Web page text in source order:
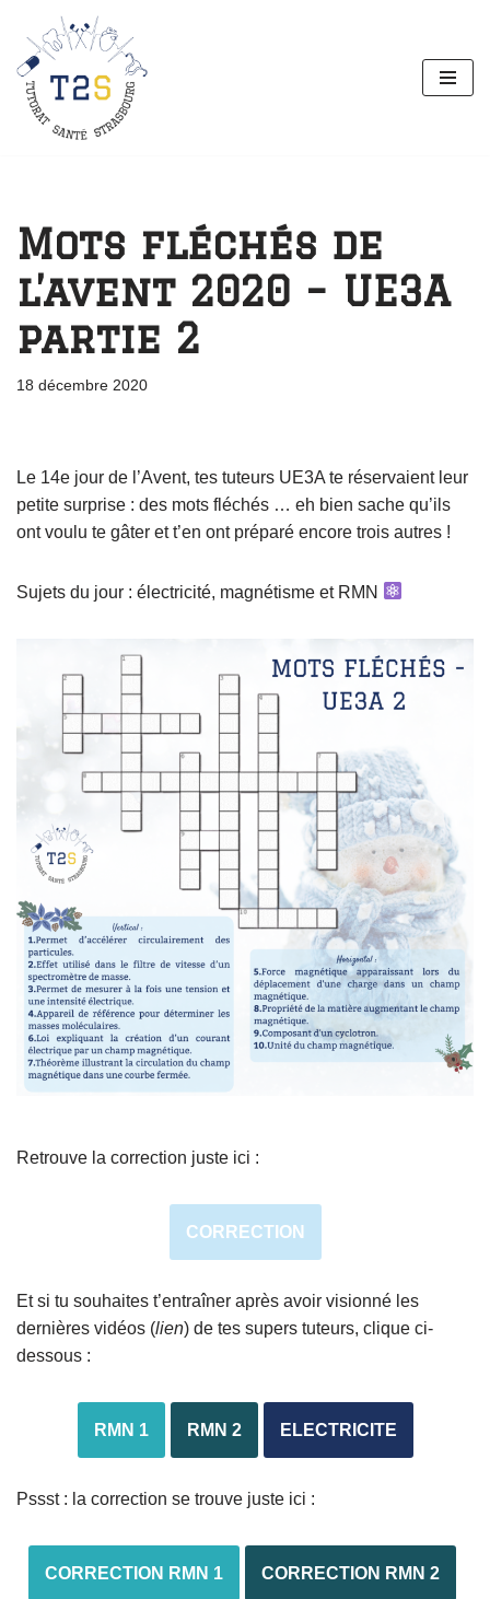
Aller
au
contenu
Mots fléchés de
l’avent 2020 – UE3A
partie 2
18 décembre 2020
Le 14e jour de l’Avent, tes tuteurs UE3A te réservaient leur
petite surprise : des mots fléchés … eh bien sache qu’ils
ont voulu te gâter et t’en ont préparé encore trois autres !
Sujets du jour : électricité, magnétisme et RMN
Retrouve la correction juste ici :
CORRECTION
Et si tu souhaites t’entraîner après avoir visionné les
dernières vidéos (lien) de tes supers tuteurs, clique ci-
dessous :
RMN 1 RMN 2 ELECTRICITE
Pssst : la correction se trouve juste ici :
CORRECTION RMN 1 CORRECTION RMN 2